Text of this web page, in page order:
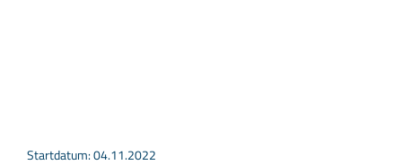
Startdatum: 04.11.2022